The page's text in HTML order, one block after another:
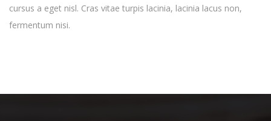
cursus a eget nisl. Cras vitae turpis lacinia, lacinia lacus non,
fermentum nisi.